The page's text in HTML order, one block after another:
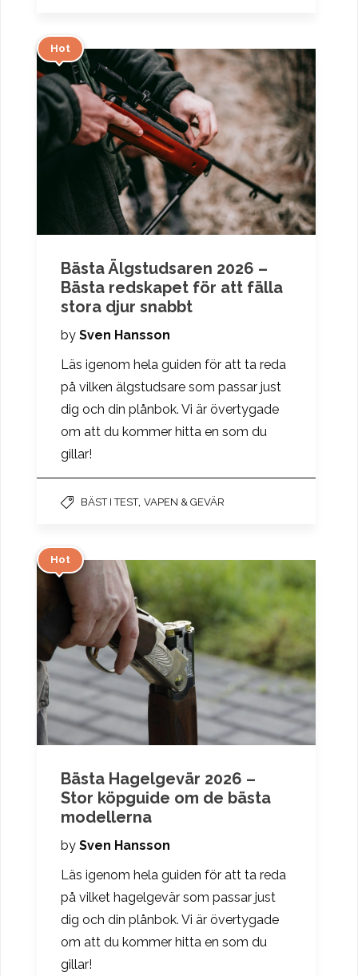
Hot
Bästa Älgstudsaren 2026 –
Bästa redskapet för att fälla
stora djur snabbt
by Sven Hansson
Läs igenom hela guiden för att ta reda
på vilken älgstudsare som passar just
dig och din plånbok. Vi är övertygade
om att du kommer hitta en som du
gillar!
BÄST I TEST, VAPEN & GEVÄR
Hot
Bästa Hagelgevär 2026 –
Stor köpguide om de bästa
modellerna
by Sven Hansson
Läs igenom hela guiden för att ta reda
på vilket hagelgevär som passar just
dig och din plånbok. Vi är övertygade
om att du kommer hitta en som du
gillar!